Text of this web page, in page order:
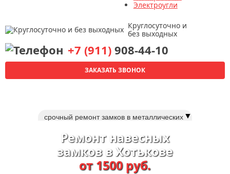
Электроугли
Круглосуточно и
без выходных
+7 (911) 908-44-10
ЗАКАЗАТЬ ЗВОНОК
срочный ремонт замков в металлических
мастер по ремонту замков дверей
срочный ремонт дверных замков
ремонт и замена замка fuaro (фуаро)
▼
Ремонт навесных
замков в Хотькове
от 1500 руб.